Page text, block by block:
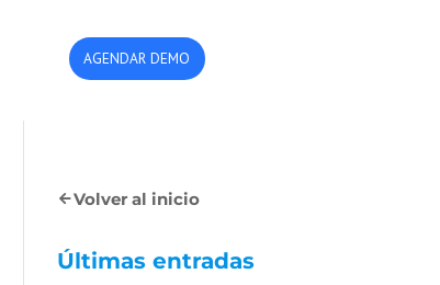
AGENDAR DEMO
Volver al inicio
Últimas entradas